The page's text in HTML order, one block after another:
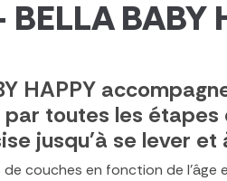
BABY
HAPPY
toutes les étapes
jusqu'à se lever et
de couches en fonction de l'âge